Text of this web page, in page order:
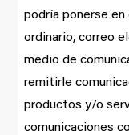
podría ponerse
ordinario, correo
medio de
remitirle
productos y/o
comunicaciones